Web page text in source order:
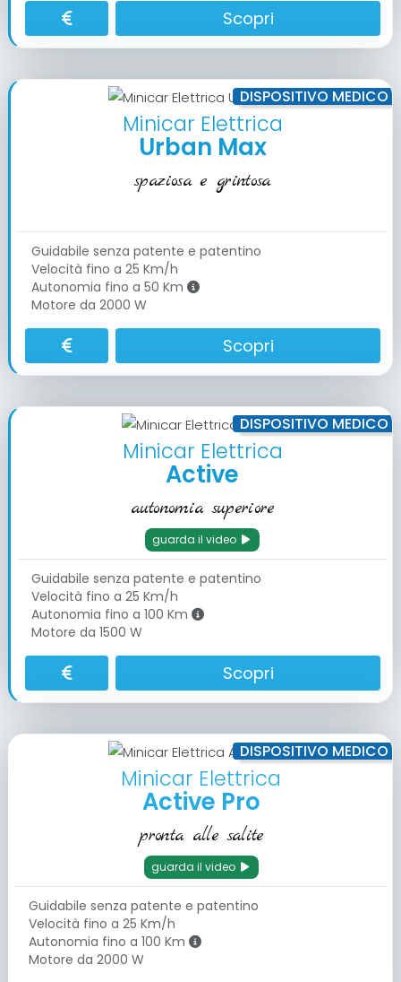
Scopri
DISPOSITIVO MEDICO
Minicar Elettrica
Urban Max
spaziosa e grintosa
Guidabile senza patente e patentino
Velocità fino a 25 Km/h
Autonomia fino a 50 Km
Motore da 2000 W
Scopri
DISPOSITIVO MEDICO
Minicar Elettrica
Active
autonomia superiore
guarda il video
Guidabile senza patente e patentino
Velocità fino a 25 Km/h
Autonomia fino a 100 Km
Motore da 1500 W
Scopri
DISPOSITIVO MEDICO
Minicar Elettrica
Active Pro
pronta alle salite
guarda il video
Guidabile senza patente e patentino
Velocità fino a 25 Km/h
Autonomia fino a 100 Km
Motore da 2000 W